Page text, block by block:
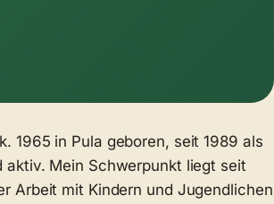
1965 in Pula geboren, seit 1989 als
aktiv. Mein Schwerpunkt liegt seit
Arbeit mit Kindern und Jugendlichen